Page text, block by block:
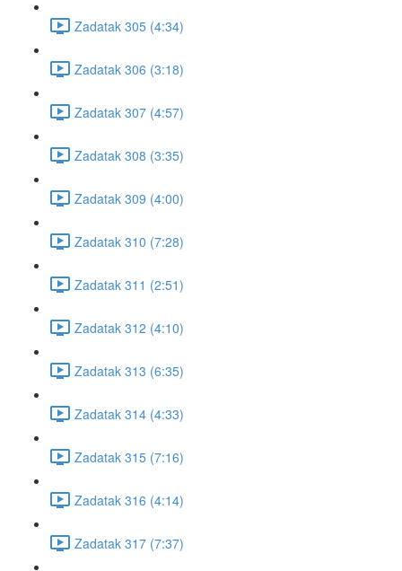
Zadatak 305 (4:34)
Zadatak 306 (3:18)
Zadatak 307 (4:57)
Zadatak 308 (3:35)
Zadatak 309 (4:00)
Zadatak 310 (7:28)
Zadatak 311 (2:51)
Zadatak 312 (4:10)
Zadatak 313 (6:35)
Zadatak 314 (4:33)
Zadatak 315 (7:16)
Zadatak 316 (4:14)
Zadatak 317 (7:37)